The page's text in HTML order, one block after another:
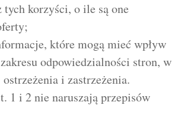
tych korzyści, o ile są one
które mogą mieć wpływ
odpowiedzialności stron, w
i zastrzeżenia.
1 i 2 nie naruszają przepisów